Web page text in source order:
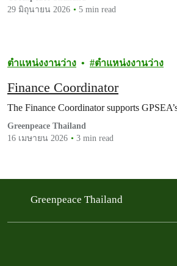
29 มิถุนายน 2026
5 min read
ตำแหน่งงานว่าง ตำแหน่งงานว่าง
Finance Coordinator
The Finance Coordinator supports
Greenpeace Thailand
16 เมษายน 2026
3 min read
Greenpeace Thailand